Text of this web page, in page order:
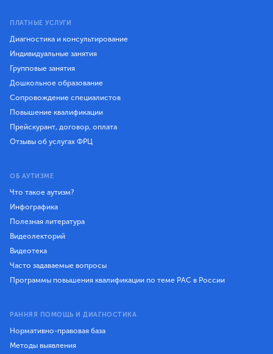
ПЛАТНЫЕ УСЛУГИ
Диагностика и консультирование
Индивидуальные занятия
Групповые занятия
Дошкольное образование
Сопровождение специалистов
Повышение квалификации
Прейскурант, договор, оплата
Отзывы об услугах ФРЦ
ОБ АУТИЗМЕ
Что такое аутизм?
Инфографика
Полезная литература
Видеолекторий
Видеотека
Часто задаваемые вопросы
Программы повышения квалификации по теме РАС в России
РАННЯЯ ПОМОЩЬ И ДИАГНОСТИКА
Нормативно-правовая база
Методы выявления